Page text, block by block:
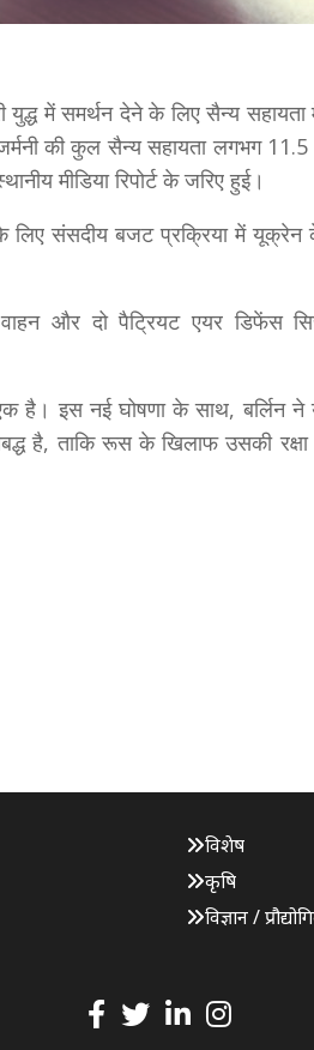
युद्ध में समर्थन देने के लिए सैन्य
की कुल सैन्य सहायता लगभग
मीडिया रिपोर्ट के जरिए हुई।
लिए संसदीय बजट प्रक्रिया में यूक्रेन
वाहन और दो पैट्रियट एयर डिफेंस
है। इस नई घोषणा के साथ, बर्लिन
है, ताकि रूस के खिलाफ उसकी रक्षा
विशेष
कृषि
विज्ञान /